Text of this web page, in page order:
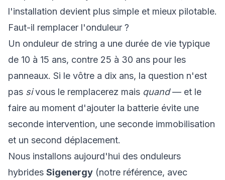
l'installation devient plus simple et mieux pilotable.
Faut-il remplacer l'onduleur ?
Un onduleur de string a une durée de vie typique
de 10 à 15 ans, contre 25 à 30 ans pour les
panneaux. Si le vôtre a dix ans, la question n'est
pas sivous le remplacerez mais quand— et le
faire au moment d'ajouter la batterie évite une
seconde intervention, une seconde immobilisation
et un second déplacement.
Nous installons aujourd'hui des onduleurs
hybrides Sigenergy (notre référence, avec